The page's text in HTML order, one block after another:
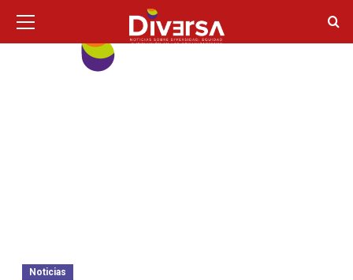
contenido
principal
Noticias